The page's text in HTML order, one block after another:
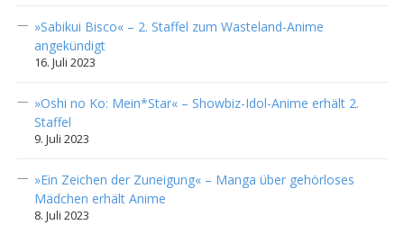
»Sabikui Bisco« – 2. Staffel zum Wasteland-Anime
angekündigt
16. Juli 2023
»Oshi no Ko: Mein*Star« – Showbiz-Idol-Anime erhält 2.
Staffel
9. Juli 2023
»Ein Zeichen der Zuneigung« – Manga über gehörloses
Mädchen erhält Anime
8. Juli 2023